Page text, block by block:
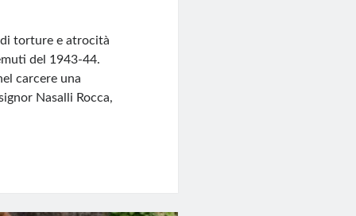
di torture e atrocità
del 1943-44.
carcere una
Nasalli Rocca,